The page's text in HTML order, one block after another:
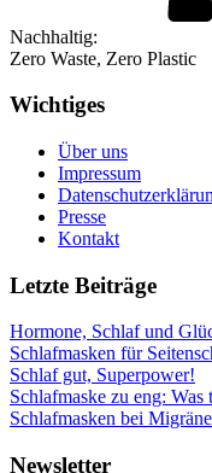
Nachhaltig:
Zero Waste, Zero Plastic
Wichtiges
Über uns
Impressum
Presse
Kontakt
Letzte Beiträge
Hormone, Schlaf und
Schlafmasken für
Schlaf gut, Superpower!
Schlafmaske zu eng: Was
Schlafmasken bei Migräne
Newsletter